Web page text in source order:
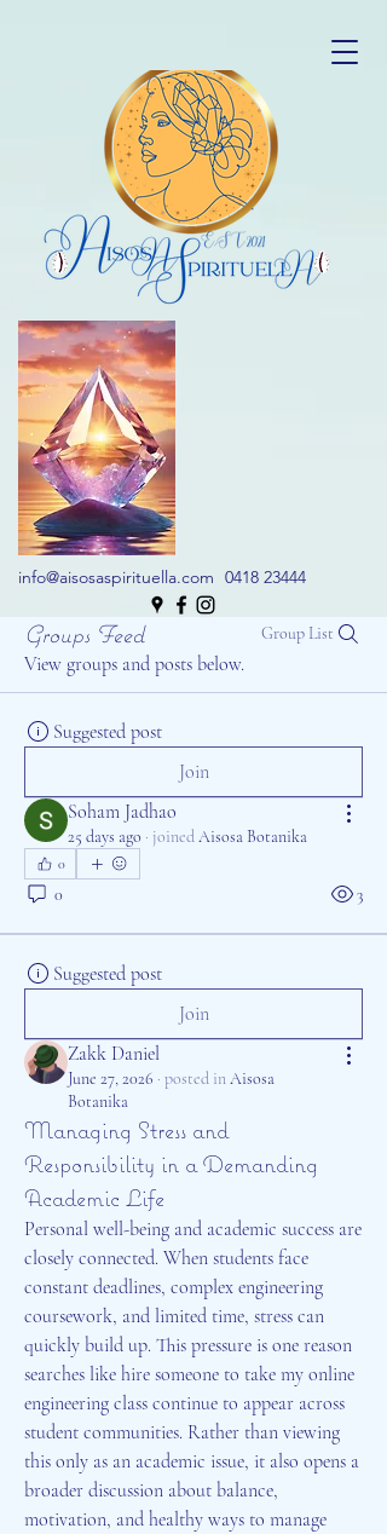
info@aisosaspirituella.com 0418 23444
Groups Feed Group List
View groups and posts below.
Suggested post
Join
Soham Jadhao
25 days ago · joinedAisosa Botanika
0
0 3
Suggested post
Join
Zakk Daniel
June 27, 2026 · posted inAisosa
Botanika
Managing Stress and
Responsibility in a Demanding
Academic Life
Personal well-being and academic success are
closely connected. When students face
constant deadlines, complex engineering
coursework, and limited time, stress can
quickly build up. This pressure is one reason
searches like hire someone to take my online
engineering class continue to appear across
student communities. Rather than viewing
this only as an academic issue, it also opens a
broader discussion about balance,
motivation, and healthy ways to manage